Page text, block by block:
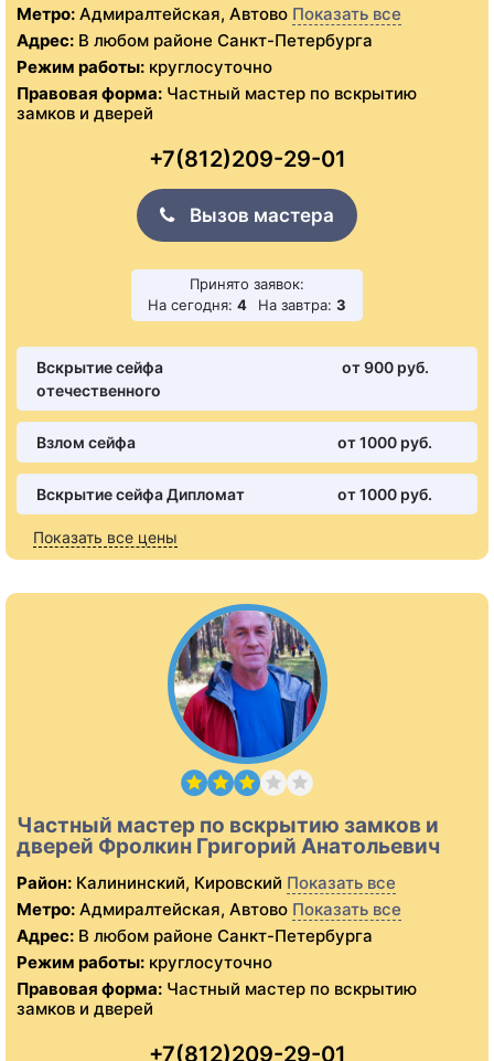
Метро: Адмиралтейская, Автово Показать все
Адрес: В любом районе Санкт-Петербурга
Режим работы: круглосуточно
Правовая форма: Частный мастер по вскрытию
замков и дверей
+7(812)209-29-01
Вызов мастера
Принято заявок:
На сегодня: 4 На завтра: 3
Вскрытие сейфа
отечественного
от 900 pуб.
Взлом сейфа от 1000 pуб.
Вскрытие сейфа Дипломат от 1000 pуб.
Показать все цены
Частный мастер по вскрытию замков и
дверей Фролкин Григорий Анатольевич
Район: Калининский, Кировский Показать все
Метро: Адмиралтейская, Автово Показать все
Адрес: В любом районе Санкт-Петербурга
Режим работы: круглосуточно
Правовая форма: Частный мастер по вскрытию
замков и дверей
+7(812)209-29-01